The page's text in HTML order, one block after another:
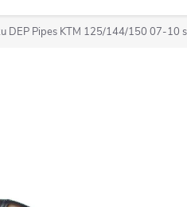
DEP Pipes KTM 125/144/150 07-10